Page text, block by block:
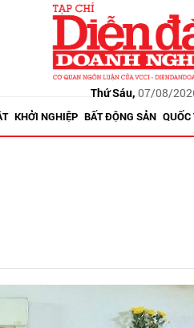
Thứ Sáu, 07/08/
KHỞI NGHIỆP BẤT ĐỘNG SẢN QUỐC